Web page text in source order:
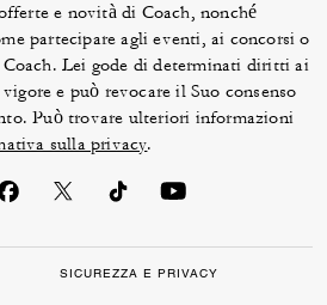
e novità di Coach, nonché
partecipare agli eventi, ai concorsi o
Lei gode di determinati diritti ai
e può revocare il Suo consenso
Può trovare ulteriori informazioni
sulla privacy.
SICUREZZA E PRIVACY